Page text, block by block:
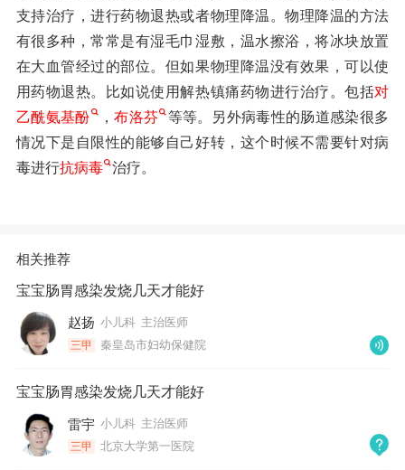
支持治疗，进行药物退热或者物理降温。物理降温的方法
有很多种，常常是有湿毛巾湿敷，温水擦浴，将冰块放置
在大血管经过的部位。但如果物理降温没有效果，可以使
用药物退热。比如说使用解热镇痛药物进行治疗。包括对
乙酰氨基酚
，布洛芬
等等。另外病毒性的肠道感染很多
情况下是自限性的能够自己好转，这个时候不需要针对病
毒进行抗病毒 治疗。
相关推荐
宝宝肠胃感染发烧几天才能好
赵扬 小儿科 主治医师
三甲 秦皇岛市妇幼保健院
宝宝肠胃感染发烧几天才能好
雷宇 小儿科 主治医师
三甲 北京大学第一医院